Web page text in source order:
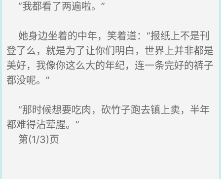
“我都看了两遍啦。”
她身边坐着的中年，笑着道：“报纸上不是刊
登了么，就是为了让你们明白，世界上并非都是
美好，我像你这么大的年纪，连一条完好的裤子
都没呢。”
“那时候想要吃肉，砍竹子跑去镇上卖，半年
都难得沾荤腥。”
第(1/3)页